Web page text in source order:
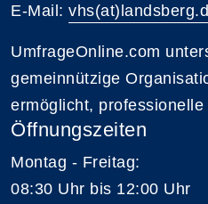
E-Mail:
UmfrageOnline.com
gemeinnützige
ermöglicht, professionelle
Öffnungszeiten
Montag - Freitag:
08:30 Uhr bis 12:00 Uhr